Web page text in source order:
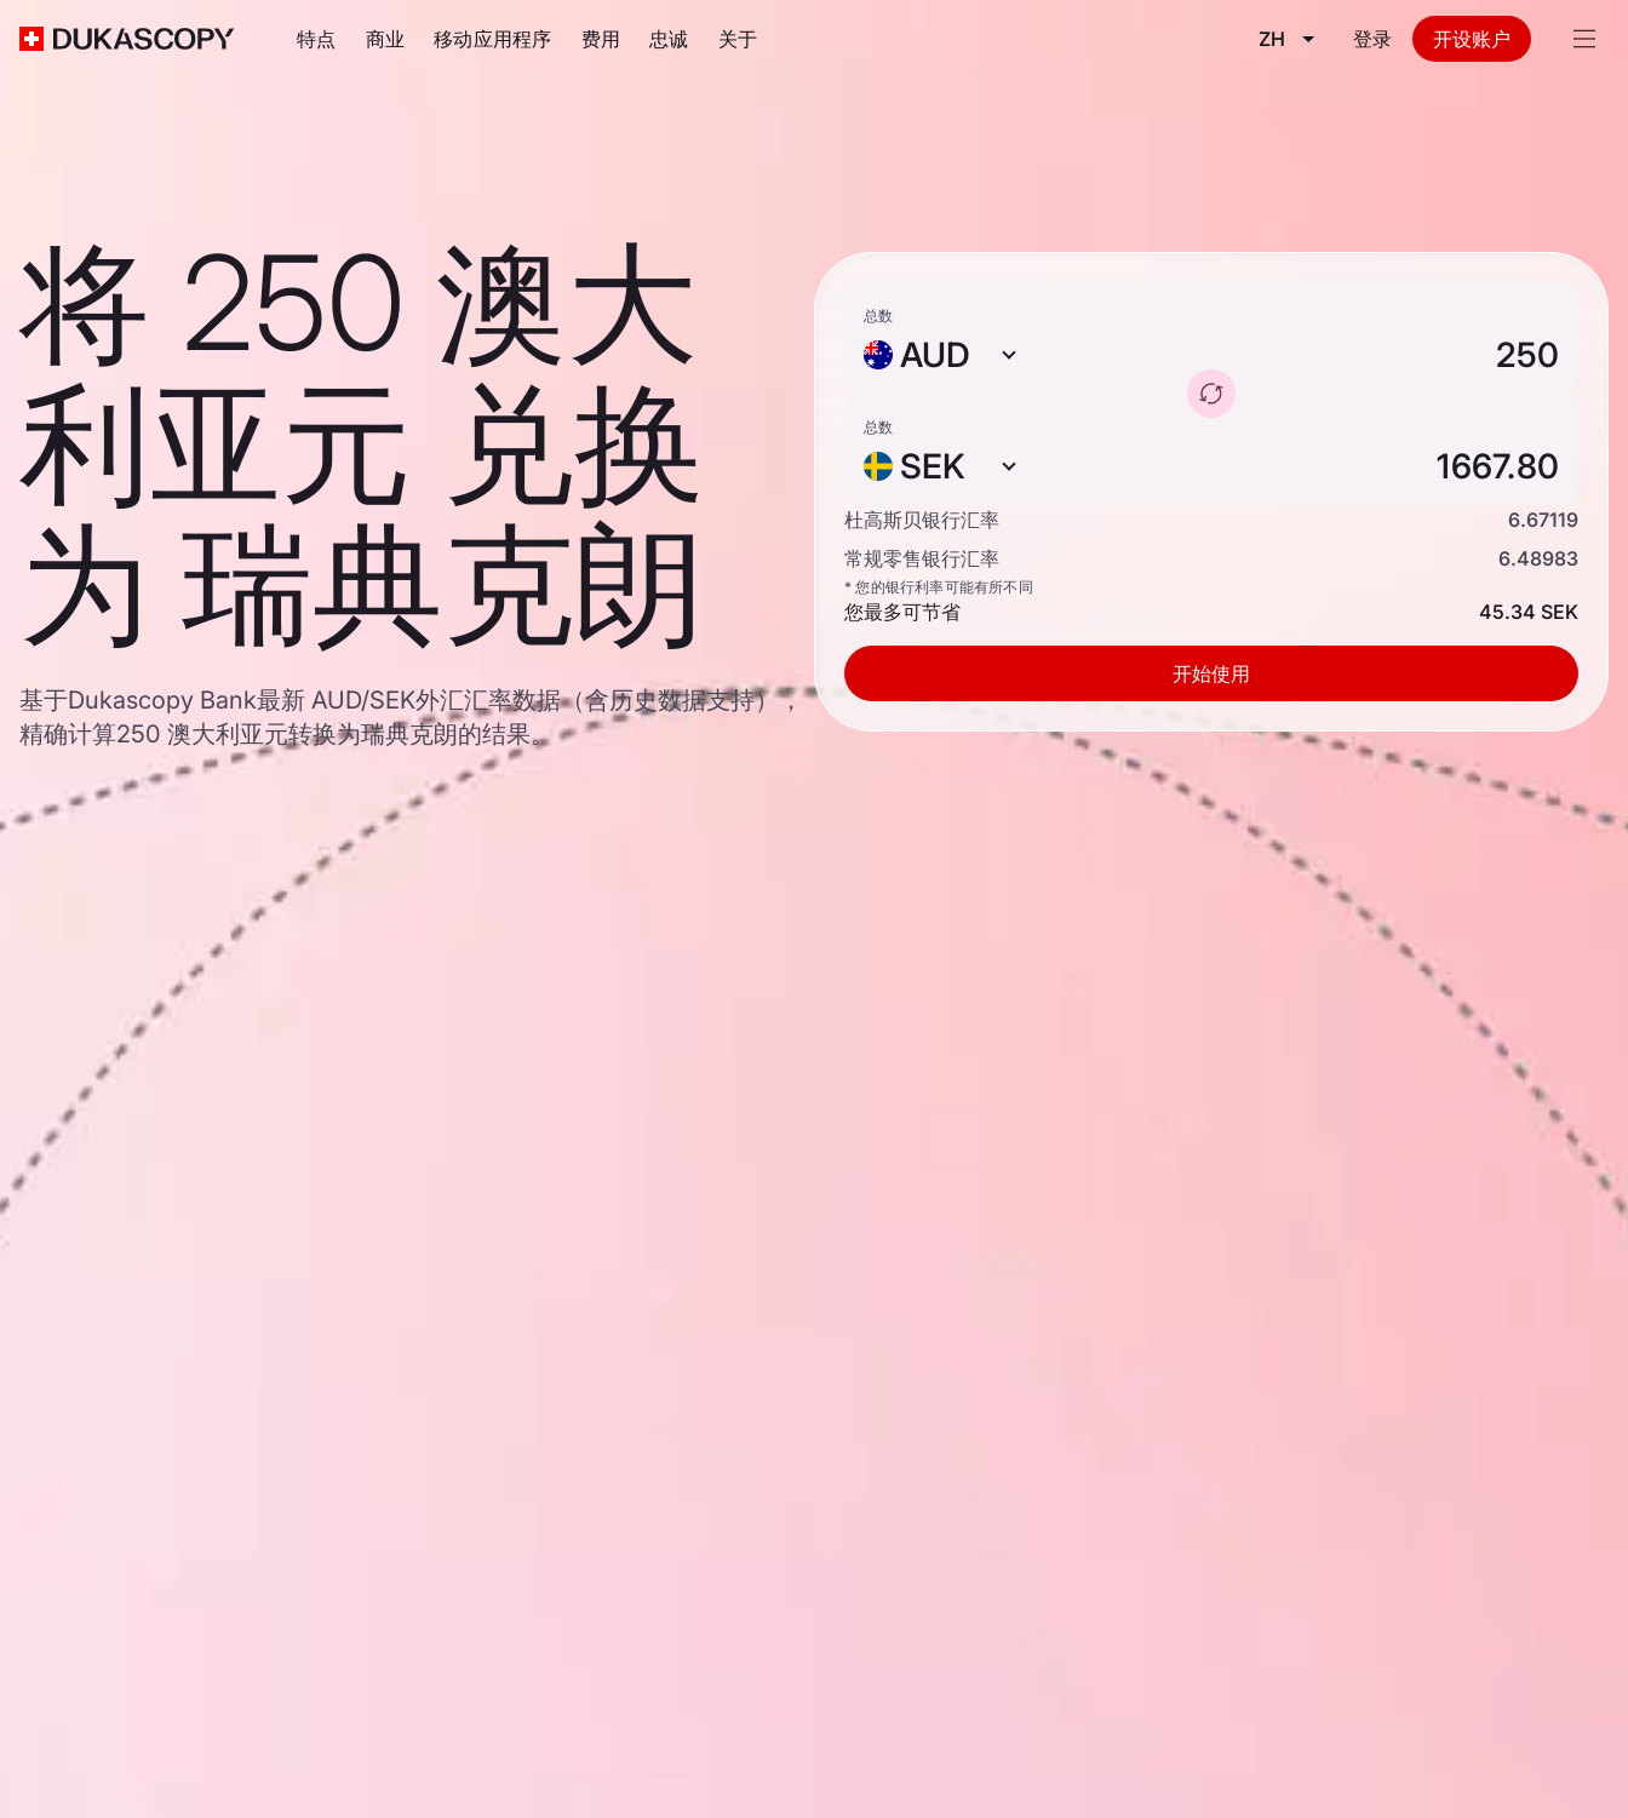
特点 商业 移动应用程序 费用 忠诚 关于 ZH 登录 开设账户
将 250 澳大
利亚元 兑换
为 瑞典克朗
基于Dukascopy Bank最新 AUD/SEK外汇汇率数据（含历史数据支持），
精确计算250 澳大利亚元转换为瑞典克朗的结果。
总数
AUD
总数
SEK
杜高斯贝银行汇率
6.67119
常规零售银行汇率
6.48983
* 您的银行利率可能有所不同
您最多可节省 45.34 SEK
开始使用